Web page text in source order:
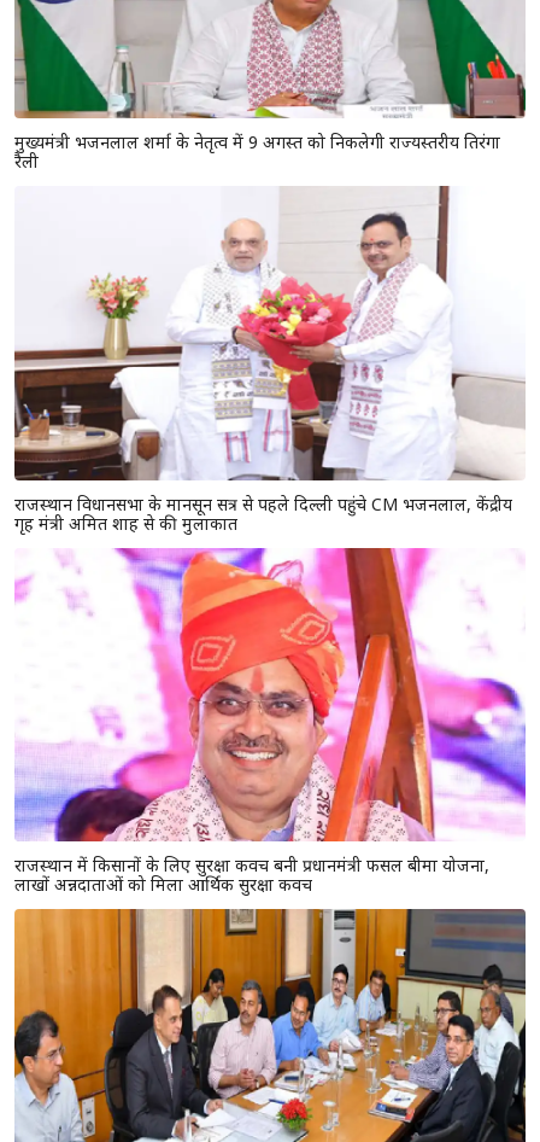
मुख्यमंत्री भजनलाल शर्मा के नेतृत्व में 9 अगस्त को निकलेगी राज्यस्तरीय तिरंगा
रैली
राजस्थान विधानसभा के मानसून सत्र से पहले दिल्ली पहुंचे CM भजनलाल, केंद्रीय
गृह मंत्री अमित शाह से की मुलाकात
राजस्थान में किसानों के लिए सुरक्षा कवच बनी प्रधानमंत्री फसल बीमा योजना,
लाखों अन्नदाताओं को मिला आर्थिक सुरक्षा कवच